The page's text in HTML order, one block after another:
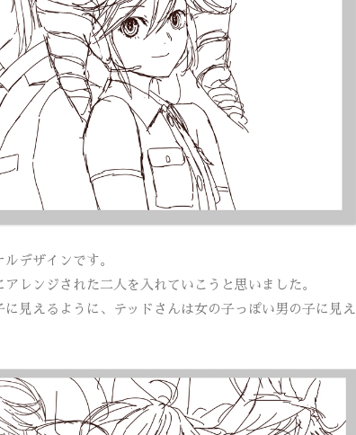
デザインです。
レンジされた二人を入れていこうと思いました。
見えるように、テッドさんは女の子っぽい男の子に見え